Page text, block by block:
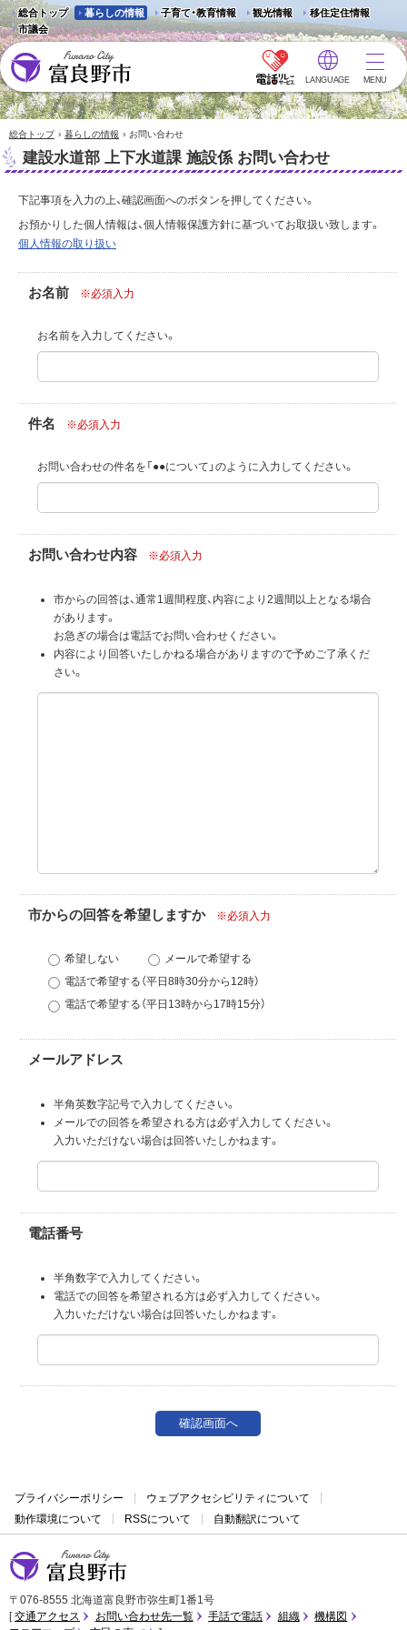
総合トップ 暮らしの情報 子育て・教育情報 観光情報
移住定住情報
市議会
富良野市 - Frano City
LANGUAGE MENU
総合トップ › 暮らしの情報 › お問い合わせ
建設水道部 上下水道課 施設係 お問い合わせ
下記事項を入力の上、確認画面へのボタンを押してください。
お預かりした個人情報は、個人情報保護方針に基づいてお取扱い致します。
個人情報の取り扱い
お名前 ※必須入力
お名前を入力してください。
件名 ※必須入力
お問い合わせの件名を「●●について」のように入力してください。
お問い合わせ内容 ※必須入力
市からの回答は、通常1週間程度、内容により2週間以上となる場合
があります。
お急ぎの場合は電話でお問い合わせください。
内容により回答いたしかねる場合がありますので予めご了承くだ
さい。
市からの回答を希望しますか ※必須入力
希望しない
メールで希望する
電話で希望する（平日8時30分から12時）
電話で希望する（平日13時から17時15分）
メールアドレス
半角英数字記号で入力してください。
メールでの回答を希望される方は必ず入力してください。
入力いただけない場合は回答いたしかねます。
電話番号
半角数字で入力してください。
電話での回答を希望される方は必ず入力してください。
入力いただけない場合は回答いたしかねます。
プライバシーポリシー
ウェブアクセシビリティについて
動作環境について
RSSについて 自動翻訳について
〒076-8555 北海道富良野市弥生町1番1号
交通アクセス
お問い合わせ先一覧 手話で電話 組織
機構図